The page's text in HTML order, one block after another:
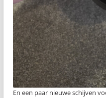
En een paar nieuwe schijven